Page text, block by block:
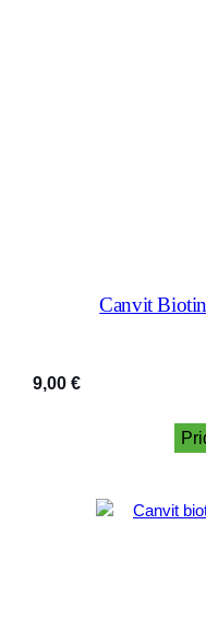
Canvit
9,00 €